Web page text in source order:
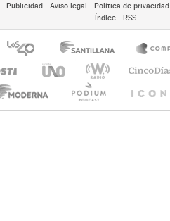
Publicidad Aviso legal Política de privacidad
Índice
RSS